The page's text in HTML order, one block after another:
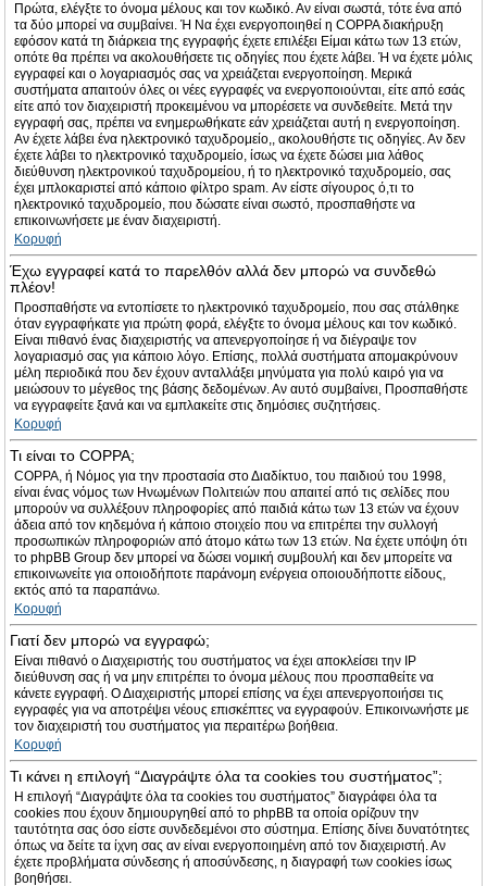
Πρώτα, ελέγξτε το όνομα μέλους και τον κωδικό. Αν είναι σωστά, τότε ένα από
τα δύο μπορεί να συμβαίνει. Ή Να έχει ενεργοποιηθεί η COPPA διακήρυξη
εφόσον κατά τη διάρκεια της εγγραφής έχετε επιλέξει Είμαι κάτω των 13 ετών,
οπότε θα πρέπει να ακολουθήσετε τις οδηγίες που έχετε λάβει. Ή να έχετε μόλις
εγγραφεί και ο λογαριασμός σας να χρειάζεται ενεργοποίηση. Μερικά
συστήματα απαιτούν όλες οι νέες εγγραφές να ενεργοποιούνται, είτε από εσάς
είτε από τον διαχειριστή προκειμένου να μπορέσετε να συνδεθείτε. Μετά την
εγγραφή σας, πρέπει να ενημερωθήκατε εάν χρειάζεται αυτή η ενεργοποίηση.
Αν έχετε λάβει ένα ηλεκτρονικό ταχυδρομείο,, ακολουθήστε τις οδηγίες. Αν δεν
έχετε λάβει το ηλεκτρονικό ταχυδρομείο, ίσως να έχετε δώσει μια λάθος
διεύθυνση ηλεκτρονικού ταχυδρομείου, ή το ηλεκτρονικό ταχυδρομείο, σας
έχει μπλοκαριστεί από κάποιο φίλτρο spam. Αν είστε σίγουρος ό,τι το
ηλεκτρονικό ταχυδρομείο, που δώσατε είναι σωστό, προσπαθήστε να
επικοινωνήσετε με έναν διαχειριστή.
Κορυφή
Έχω εγγραφεί κατά το παρελθόν αλλά δεν μπορώ να συνδεθώ
πλέον!
Προσπαθήστε να εντοπίσετε το ηλεκτρονικό ταχυδρομείο, που σας στάλθηκε
όταν εγγραφήκατε για πρώτη φορά, ελέγξτε το όνομα μέλους και τον κωδικό.
Είναι πιθανό ένας διαχειριστής να απενεργοποίησε ή να διέγραψε τον
λογαριασμό σας για κάποιο λόγο. Επίσης, πολλά συστήματα απομακρύνουν
μέλη περιοδικά που δεν έχουν ανταλλάξει μηνύματα για πολύ καιρό για να
μειώσουν το μέγεθος της βάσης δεδομένων. Αν αυτό συμβαίνει, Προσπαθήστε
να εγγραφείτε ξανά και να εμπλακείτε στις δημόσιες συζητήσεις.
Κορυφή
Τι είναι το COPPA;
COPPA, ή Νόμος για την προστασία στο Διαδίκτυο, του παιδιού του 1998,
είναι ένας νόμος των Ηνωμένων Πολιτειών που απαιτεί από τις σελίδες που
μπορούν να συλλέξουν πληροφορίες από παιδιά κάτω των 13 ετών να έχουν
άδεια από τον κηδεμόνα ή κάποιο στοιχείο που να επιτρέπει την συλλογή
προσωπικών πληροφοριών από άτομο κάτω των 13 ετών. Να έχετε υπόψη ότι
το phpBB Group δεν μπορεί να δώσει νομική συμβουλή και δεν μπορείτε να
επικοινωνείτε για οποιοδήποτε παράνομη ενέργεια οποιουδήποττε είδους,
εκτός από τα παραπάνω.
Κορυφή
Γιατί δεν μπορώ να εγγραφώ;
Είναι πιθανό ο Διαχειριστής του συστήματος να έχει αποκλείσει την IP
διεύθυνση σας ή να μην επιτρέπει το όνομα μέλους που προσπαθείτε να
κάνετε εγγραφή. Ο Διαχειριστής μπορεί επίσης να έχει απενεργοποιήσει τις
εγγραφές για να αποτρέψει νέους επισκέπτες να εγγραφούν. Επικοινωνήστε με
τον διαχειριστή του συστήματος για περαιτέρω βοήθεια.
Κορυφή
Τι κάνει η επιλογή “Διαγράψτε όλα τα cookies του συστήματος”;
Η επιλογή “Διαγράψτε όλα τα cookies του συστήματος” διαγράφει όλα τα
cookies που έχουν δημιουργηθεί από το phpBB τα οποία ορίζουν την
ταυτότητα σας όσο είστε συνδεδεμένοι στο σύστημα. Επίσης δίνει δυνατότητες
όπως να δείτε τα ίχνη σας αν είναι ενεργοποιημένη από τον διαχειριστή. Αν
έχετε προβλήματα σύνδεσης ή αποσύνδεσης, η διαγραφή των cookies ίσως
βοηθήσει.